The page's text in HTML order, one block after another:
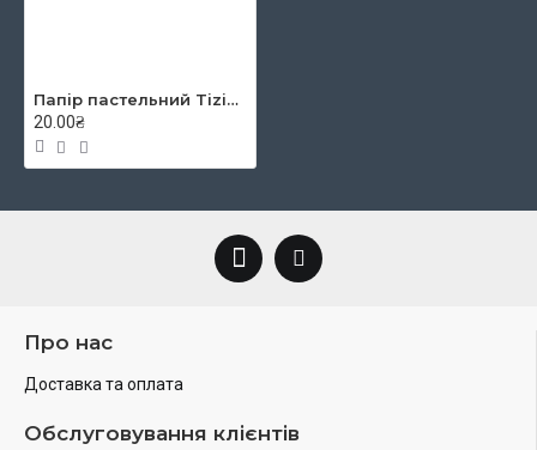
Папір пастельний Tiziano A4 (21*29,7см), №24 viola, 160г/м2, фіолетовий, середнє зерно, Fabriano
20.00₴
Про нас
Доставка та оплата
Обслуговування клієнтів